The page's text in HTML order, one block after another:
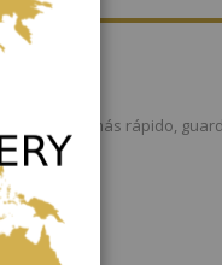
Pago más rápido,
Cerrar